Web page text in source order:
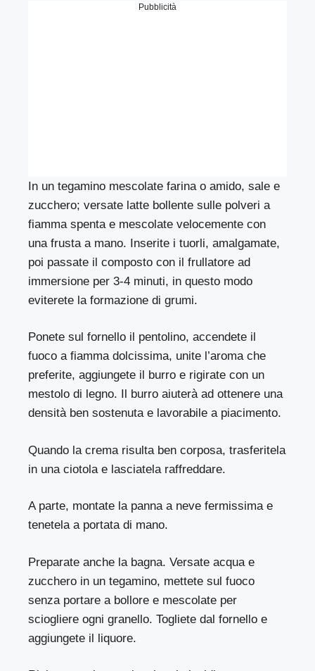
Pubblicità
In un tegamino mescolate farina o amido, sale e
zucchero; versate latte bollente sulle polveri a
fiamma spenta e mescolate velocemente con
una frusta a mano. Inserite i tuorli, amalgamate,
poi passate il composto con il frullatore ad
immersione per 3-4 minuti, in questo modo
eviterete la formazione di grumi.
Ponete sul fornello il pentolino, accendete il
fuoco a fiamma dolcissima, unite l’aroma che
preferite, aggiungete il burro e rigirate con un
mestolo di legno. Il burro aiuterà ad ottenere una
densità ben sostenuta e lavorabile a piacimento.
Quando la crema risulta ben corposa, trasferitela
in una ciotola e lasciatela raffreddare.
A parte, montate la panna a neve fermissima e
tenetela a portata di mano.
Preparate anche la bagna. Versate acqua e
zucchero in un tegamino, mettete sul fuoco
senza portare a bollore e mescolate per
sciogliere ogni granello. Togliete dal fornello e
aggiungete il liquore.